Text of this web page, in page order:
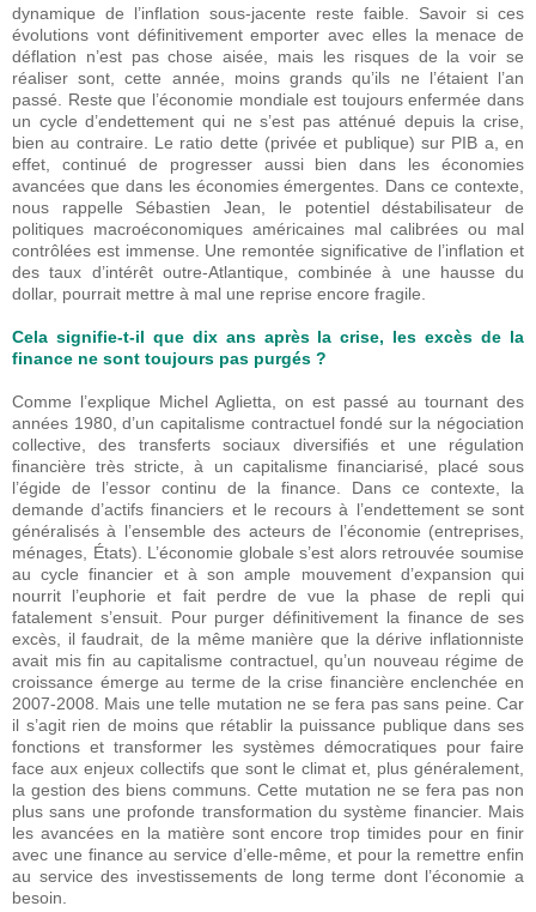
dynamique de l’inflation sous-jacente reste faible. Savoir si ces
évolutions vont définitivement emporter avec elles la menace de
déflation n’est pas chose aisée, mais les risques de la voir se
réaliser sont, cette année, moins grands qu’ils ne l’étaient l’an
passé. Reste que l’économie mondiale est toujours enfermée dans
un cycle d’endettement qui ne s’est pas atténué depuis la crise,
bien au contraire. Le ratio dette (privée et publique) sur PIB a, en
effet, continué de progresser aussi bien dans les économies
avancées que dans les économies émergentes. Dans ce contexte,
nous rappelle Sébastien Jean, le potentiel déstabilisateur de
politiques macroéconomiques américaines mal calibrées ou mal
contrôlées est immense. Une remontée significative de l’inflation et
des taux d’intérêt outre-Atlantique, combinée à une hausse du
dollar, pourrait mettre à mal une reprise encore fragile.
Cela signifie-t-il que dix ans après la crise, les excès de la
finance ne sont toujours pas purgés ?
Comme l’explique Michel Aglietta, on est passé au tournant des
années 1980, d’un capitalisme contractuel fondé sur la négociation
collective, des transferts sociaux diversifiés et une régulation
financière très stricte, à un capitalisme financiarisé, placé sous
l’égide de l’essor continu de la finance. Dans ce contexte, la
demande d’actifs financiers et le recours à l’endettement se sont
généralisés à l’ensemble des acteurs de l’économie (entreprises,
ménages, États). L’économie globale s’est alors retrouvée soumise
au cycle financier et à son ample mouvement d’expansion qui
nourrit l’euphorie et fait perdre de vue la phase de repli qui
fatalement s’ensuit. Pour purger définitivement la finance de ses
excès, il faudrait, de la même manière que la dérive inflationniste
avait mis fin au capitalisme contractuel, qu’un nouveau régime de
croissance émerge au terme de la crise financière enclenchée en
2007-2008. Mais une telle mutation ne se fera pas sans peine. Car
il s’agit rien de moins que rétablir la puissance publique dans ses
fonctions et transformer les systèmes démocratiques pour faire
face aux enjeux collectifs que sont le climat et, plus généralement,
la gestion des biens communs. Cette mutation ne se fera pas non
plus sans une profonde transformation du système financier. Mais
les avancées en la matière sont encore trop timides pour en finir
avec une finance au service d’elle-même, et pour la remettre enfin
au service des investissements de long terme dont l’économie a
besoin.